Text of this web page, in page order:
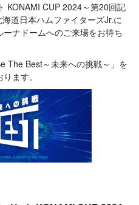
KONAMI CUP 2024～第20回記
道日本ハムファイターズJr.に
ナドームへのご来場をお待ち
The Best～未来への挑戦～」を
ます。